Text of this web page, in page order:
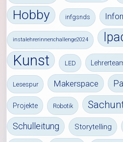
Hobby infgsnds
instalehrerinnenchallenge2024
Kunst LED
Lesespur Makerspace
Projekte Robotik
Schulleitung Storytelling